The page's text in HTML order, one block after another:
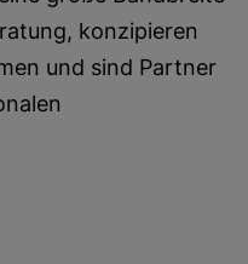
konzipieren
und sind Partner